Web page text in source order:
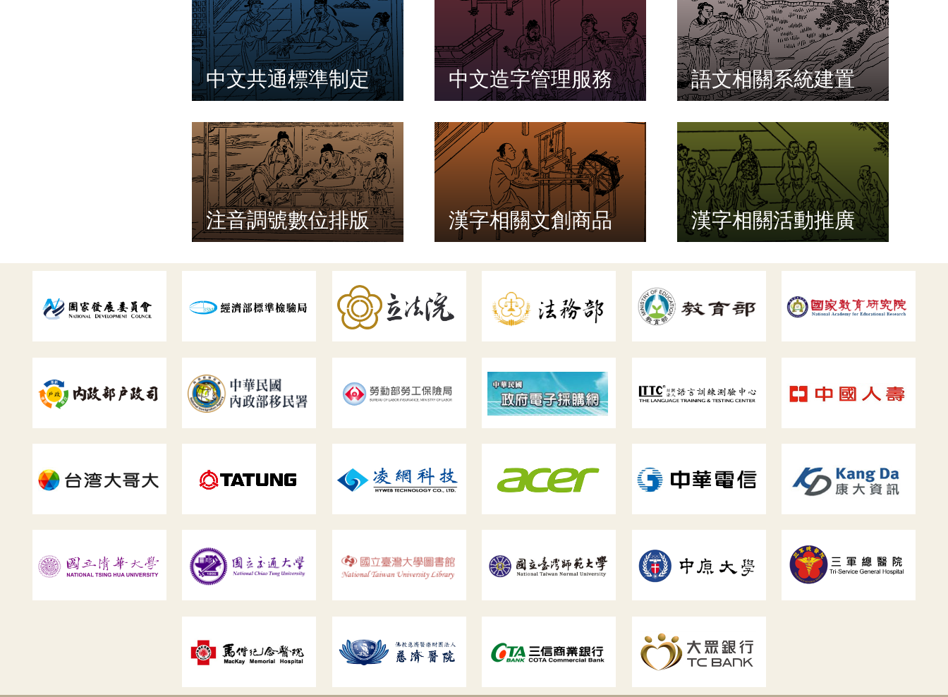
中文共通標準制定 中文造字管理服務 語文相關系統建置
注音調號數位排版 漢字相關文創商品 漢字相關活動推廣